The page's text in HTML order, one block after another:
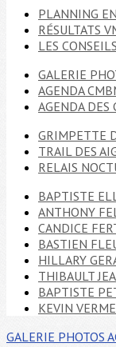
PLANNING
RÉSULTATS
LES
GALERIE
AGENDA
AGENDA DES
GRIMPETTE
TRAIL DES
RELAIS
BAPTISTE
ANTHONY
CANDICE
BASTIEN
HILLARY
THIBAULT
BAPTISTE
KEVIN
GALERIE PHOTOS